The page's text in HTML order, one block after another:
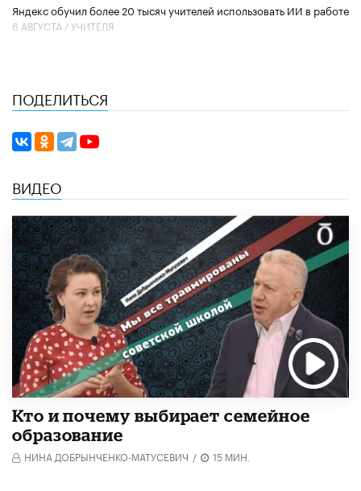
​Яндекс обучил более 20 тысяч учителей использовать ИИ в работе
6 АВГУСТА /УЧИТЕЛЯ
ПОДЕЛИТЬСЯ
ВИДЕО
Кто и почему выбирает семейное
образование
НИНА ДОБРЫНЧЕНКО-МАТУСЕВИЧ / 15 МИН.